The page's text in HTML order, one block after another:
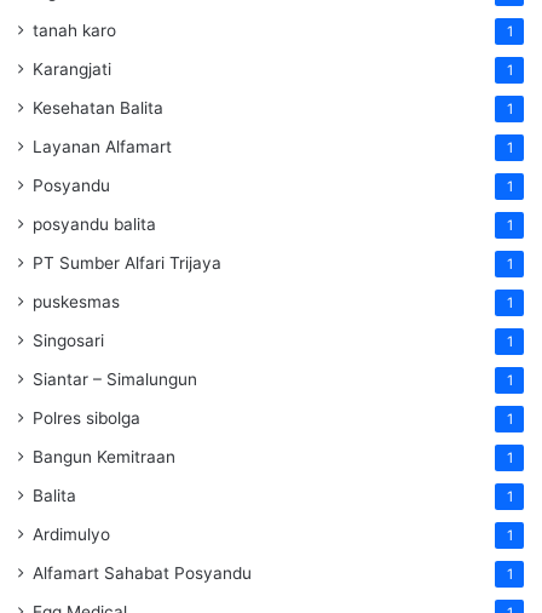
tanah karo 1
Karangjati 1
Kesehatan Balita 1
Layanan Alfamart 1
Posyandu 1
posyandu balita 1
PT Sumber Alfari Trijaya 1
puskesmas 1
Singosari 1
Siantar – Simalungun 1
Polres sibolga 1
Bangun Kemitraan 1
Balita 1
Ardimulyo 1
Alfamart Sahabat Posyandu 1